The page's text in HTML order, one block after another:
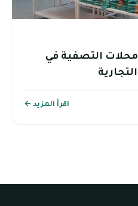
التصفية في
اقرأ المزيد ←